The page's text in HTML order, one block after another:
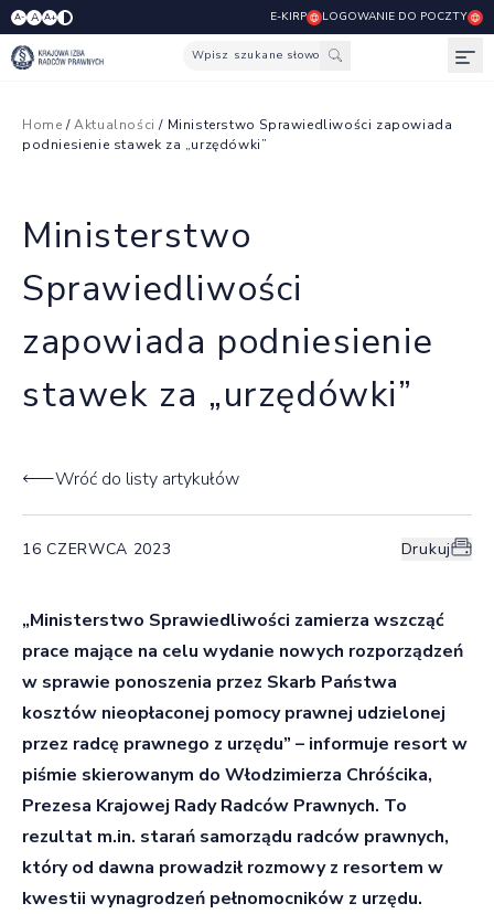
A- A A+ E-KIRP LOGOWANIE DO POCZTY
Wpisz szukane słowo
Home /Aktualności / Ministerstwo Sprawiedliwości zapowiada
podniesienie stawek za „urzędówki”
Ministerstwo
Sprawiedliwości
zapowiada podniesienie
stawek za „urzędówki”
Wróć do listy artykułów
16 CZERWCA 2023 Drukuj
„Ministerstwo Sprawiedliwości zamierza wszcząć
prace mające na celu wydanie nowych rozporządzeń
w sprawie ponoszenia przez Skarb Państwa
kosztów nieopłaconej pomocy prawnej udzielonej
przez radcę prawnego z urzędu” – informuje resort w
piśmie skierowanym do Włodzimierza Chróścika,
Prezesa Krajowej Rady Radców Prawnych. To
rezultat m.in. starań samorządu radców prawnych,
który od dawna prowadził rozmowy z resortem w
kwestii wynagrodzeń pełnomocników z urzędu.